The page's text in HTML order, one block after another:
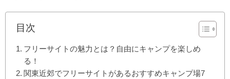
目次
フリーサイトの魅力とは？自由にキャンプを楽しめ
る！
関東近郊でフリーサイトがあるおすすめキャンプ場7